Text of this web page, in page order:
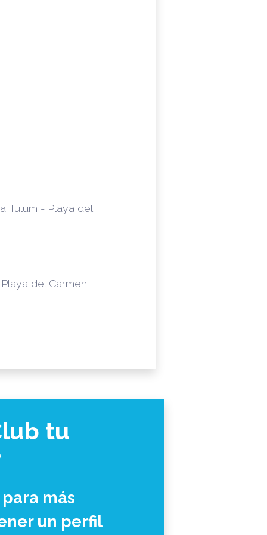
Tulum - Playa del
del Carmen
tu
más
un perfil